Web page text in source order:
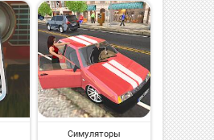
Симуляторы